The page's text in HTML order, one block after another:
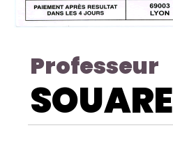
Professeur
SOUARE